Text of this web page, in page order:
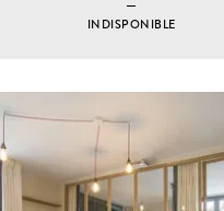
INDISPONIBLE